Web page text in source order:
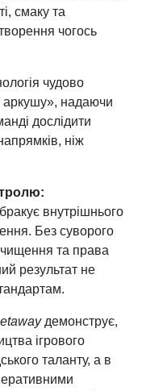
смаку та
чогось
чудово
аркушу», надаючи
дослідити
ніж
внутрішнього
Без суворого
та права
результат не
демонструє,
ігрового
таланту, а в